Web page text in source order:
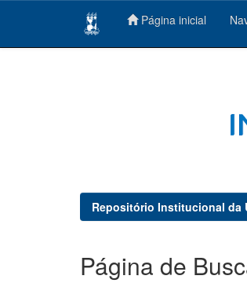
Página inicial
Repositório Institucional da
Página de